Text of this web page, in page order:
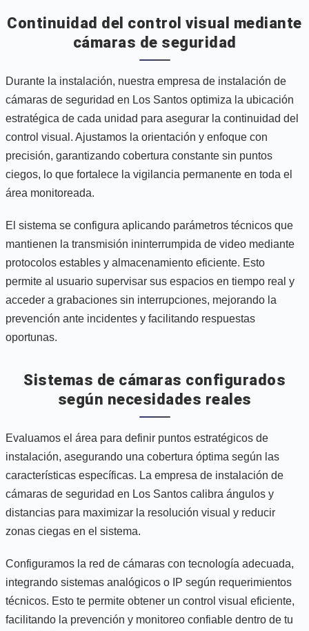
Continuidad del control visual mediante
cámaras de seguridad
Durante la instalación, nuestra empresa de instalación de
cámaras de seguridad en Los Santos optimiza la ubicación
estratégica de cada unidad para asegurar la continuidad del
control visual. Ajustamos la orientación y enfoque con
precisión, garantizando cobertura constante sin puntos
ciegos, lo que fortalece la vigilancia permanente en toda el
área monitoreada.
El sistema se configura aplicando parámetros técnicos que
mantienen la transmisión ininterrumpida de video mediante
protocolos estables y almacenamiento eficiente. Esto
permite al usuario supervisar sus espacios en tiempo real y
acceder a grabaciones sin interrupciones, mejorando la
prevención ante incidentes y facilitando respuestas
oportunas.
Sistemas de cámaras configurados
según necesidades reales
Evaluamos el área para definir puntos estratégicos de
instalación, asegurando una cobertura óptima según las
características específicas. La empresa de instalación de
cámaras de seguridad en Los Santos calibra ángulos y
distancias para maximizar la resolución visual y reducir
zonas ciegas en el sistema.
Configuramos la red de cámaras con tecnología adecuada,
integrando sistemas analógicos o IP según requerimientos
técnicos. Esto te permite obtener un control visual eficiente,
facilitando la prevención y monitoreo confiable dentro de tu